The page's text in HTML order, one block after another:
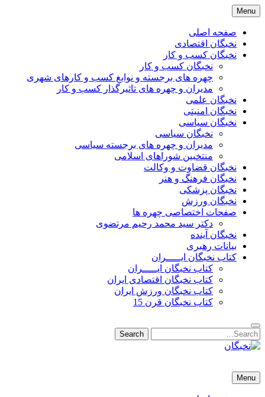
Skip
to
content
Menu
صفحه اصلی
نخبگان اقتصادی
نخبگان کسب و کار
نخبگان کسب و کار
چهره های برجسته و نوابغ کسب و کارهای شهری
مدیران و چهره های تاثیرگذار کسب و کار
نخبگان علمی
نخبگان امنیتی
نخبگان سیاسی
نخبگان سیاسی
مدیران و چهره های برجسته سیاسی
منتخبین شوراهای اسلامی
نخبگان قضاوت و وکالت
نخبگان فرهنگ و هنر
نخبگان پزشکی
نخبگان ورزش
صفحات اختصاصی چهره ها
دکتر سید محمد رحیم مرتضوی
نخبگان آینده
بیانات رهبری
کتاب نخبگان ایـــــران
کتاب نخبگان ایـــــران
کتاب نخبگان اقتصادی ایران
کتاب نخبگان ورزش ایران
کتاب نخبگان قرن 15
Search
for:
Search
نخبگان تایمز/ کتاب نخبگان + پورتال رسمی کتاب نخبگان ایران –
Menu